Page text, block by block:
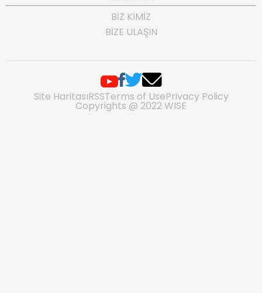
BIZ KIMIZ
BIZE ULAŞIN
Copyrights @ 2022 WISE
Site HaritasıRSSTerms of UsePrivacy Policy